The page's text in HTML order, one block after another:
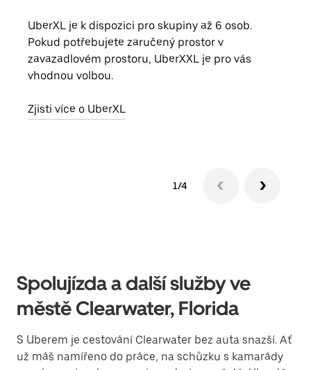
UberXL je k dispozici pro skupiny až 6 osob.
Pokud potřebujete zaručený prostor v
zavazadlovém prostoru, UberXXL je pro vás
vhodnou volbou.
Zjisti více o UberXL
1/4
Spolujízda a další služby ve
městě Clearwater, Florida
S Uberem je cestování Clearwater bez auta snazší. Ať
už máš namířeno do práce, na schůzku s kamarády